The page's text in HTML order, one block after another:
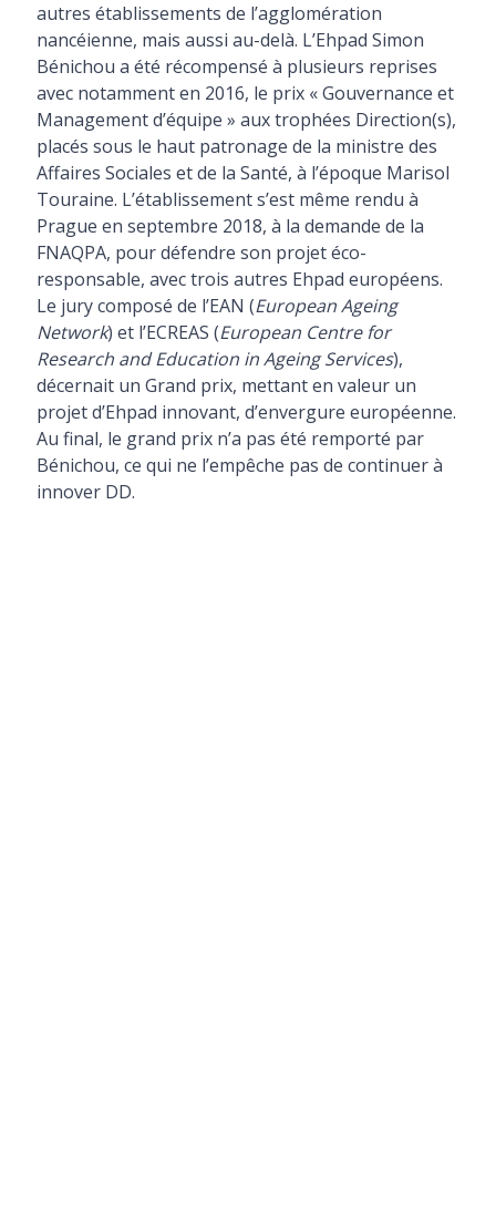
autres établissements de l’agglomération
nancéienne, mais aussi au-delà. L’Ehpad Simon
Bénichou a été récompensé à plusieurs reprises
avec notamment en 2016, le prix « Gouvernance et
Management d’équipe » aux trophées Direction(s),
placés sous le haut patronage de la ministre des
Affaires Sociales et de la Santé, à l’époque Marisol
Touraine. L’établissement s’est même rendu à
Prague en septembre 2018, à la demande de la
FNAQPA, pour défendre son projet éco-
responsable, avec trois autres Ehpad européens.
Le jury composé de l’EAN (European Ageing
Network) et l’ECREAS (European Centre for
Research and Education in Ageing Services),
décernait un Grand prix, mettant en valeur un
projet d’Ehpad innovant, d’envergure européenne.
Au final, le grand prix n’a pas été remporté par
Bénichou, ce qui ne l’empêche pas de continuer à
innover DD.